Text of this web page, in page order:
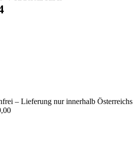
– Lieferung nur innerhalb Österreichs